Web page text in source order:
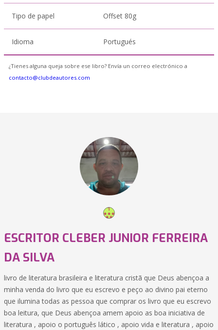
Tipo de papel Offset 80g
Idioma Portugués
¿Tienes alguna queja sobre ese libro? Envía un correo electrónico a
contacto@clubdeautores.com
ESCRITOR CLEBER JUNIOR FERREIRA
DA SILVA
livro de literatura brasileira e literatura cristã que Deus abençoa a
minha venda do livro que eu escrevo e peço ao divino pai eterno
que ilumina todas as pessoa que comprar os livro que eu escrevo
boa leitura, que Deus abençoa amem apoio as boa iniciativa de
literatura , apoio o português lático , apoio vida e literatura , apoio